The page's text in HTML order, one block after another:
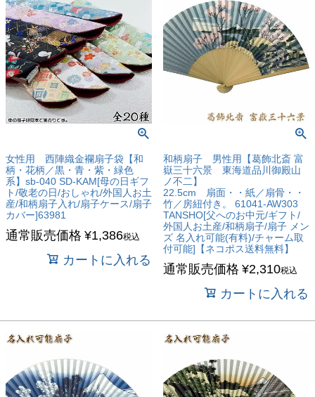
女性用 西陣織金襴扇子袋【和
柄・花柄／黒・青・紫・緑色
系】sb-040 SD-KAM[母の日ギフ
ト/敬老の日/おしゃれ/外国人お土
産/和柄扇子入れ/扇子ケース/扇子
カバー]63981
通常販売価格 ¥1,386税込
カートに入れる
和柄扇子 男性用【葛飾北斎 富
嶽三十六景 東海道品川御殿山
ノ不二】
22.5cm 扇面・・紙／扇骨・・
竹／房紐付き。 61041-AW303
TANSHO[父へのお中元/ギフト/
外国人お土産/和柄扇子/扇子 メン
ズ 名入れ可能(有料)/チャーム取
付可能]【ネコポス送料無料】
通常販売価格 ¥2,310税込
カートに入れる